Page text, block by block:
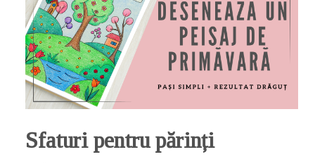
Sfaturi pentru părinți